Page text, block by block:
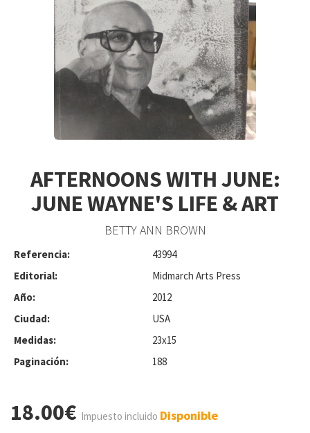
AFTERNOONS WITH JUNE:
JUNE WAYNE'S LIFE & ART
BETTY ANN BROWN
Referencia:
43994
Editorial:
Midmarch Arts Press
Año:
2012
Ciudad:
USA
Medidas:
23x15
Paginación:
188
18.00€ Impuesto incluido Disponible